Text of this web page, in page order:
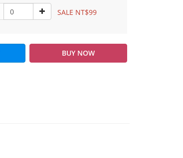
SALE NT$99
BUY NOW